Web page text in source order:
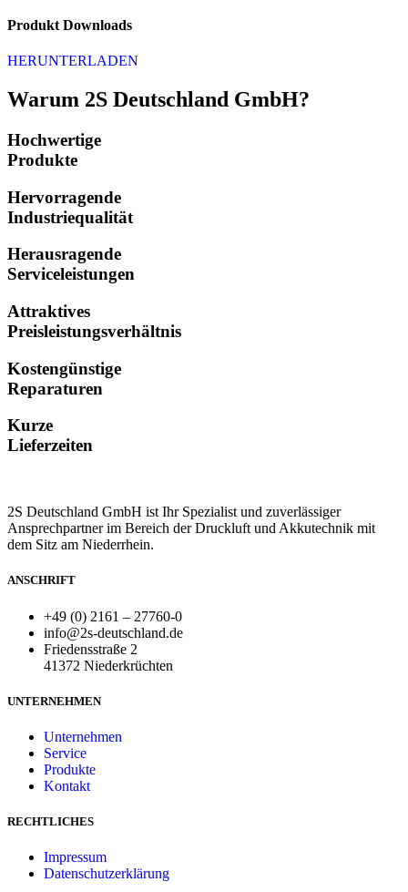
Produkt Downloads
HERUNTERLADEN
Warum 2S Deutschland GmbH?
Hochwertige
Produkte
Hervorragende
Industriequalität
Herausragende
Serviceleistungen
Attraktives
Preisleistungsverhältnis
Kostengünstige
Reparaturen
Kurze
Lieferzeiten
2S Deutschland GmbH ist Ihr Spezialist und zuverlässiger
Ansprechpartner im Bereich der Druckluft und Akkutechnik mit
dem Sitz am Niederrhein.
ANSCHRIFT
+49 (0) 2161 – 27760-0
info@2s-deutschland.de
Friedensstraße 2
41372 Niederkrüchten
UNTERNEHMEN
Unternehmen
Service
Produkte
Kontakt
RECHTLICHES
Impressum
Datenschutzerklärung